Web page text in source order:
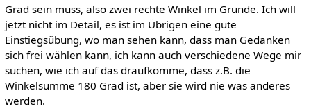
Grad sein muss, also zwei rechte Winkel im Grunde. Ich will
jetzt nicht im Detail, es ist im Übrigen eine gute
Einstiegsübung, wo man sehen kann, dass man Gedanken
sich frei wählen kann, ich kann auch verschiedene Wege mir
suchen, wie ich auf das draufkomme, dass z.B. die
Winkelsumme 180 Grad ist, aber sie wird nie was anderes
werden.